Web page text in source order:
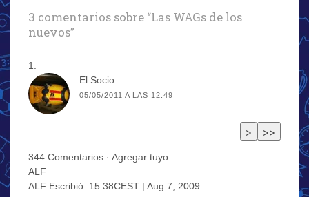
3 comentarios sobre “Las WAGs de los
nuevos”
El Socio
05/05/2011 A LAS 12:49
344 Comentarios · Agregar tuyo
ALF
ALF Escribió: 15.38CEST | Aug 7, 2009